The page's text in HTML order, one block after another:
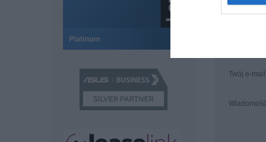
Twój e-mail
Wiadomość